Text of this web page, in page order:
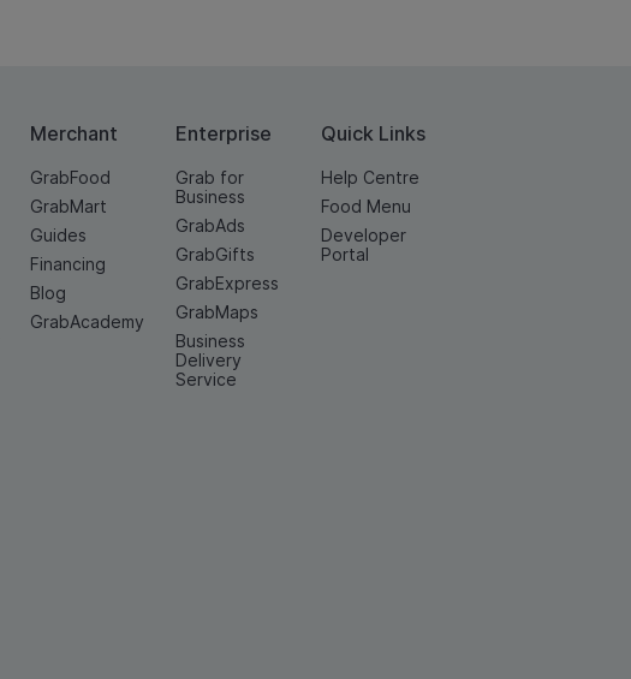
Merchant
GrabFood
GrabMart
Guides
Financing
Blog
GrabAcademy
Enterprise
Grab for
Business
GrabAds
GrabGifts
GrabExpress
GrabMaps
Business
Delivery
Service
Quick Links
Help Centre
Food Menu
Developer
Portal